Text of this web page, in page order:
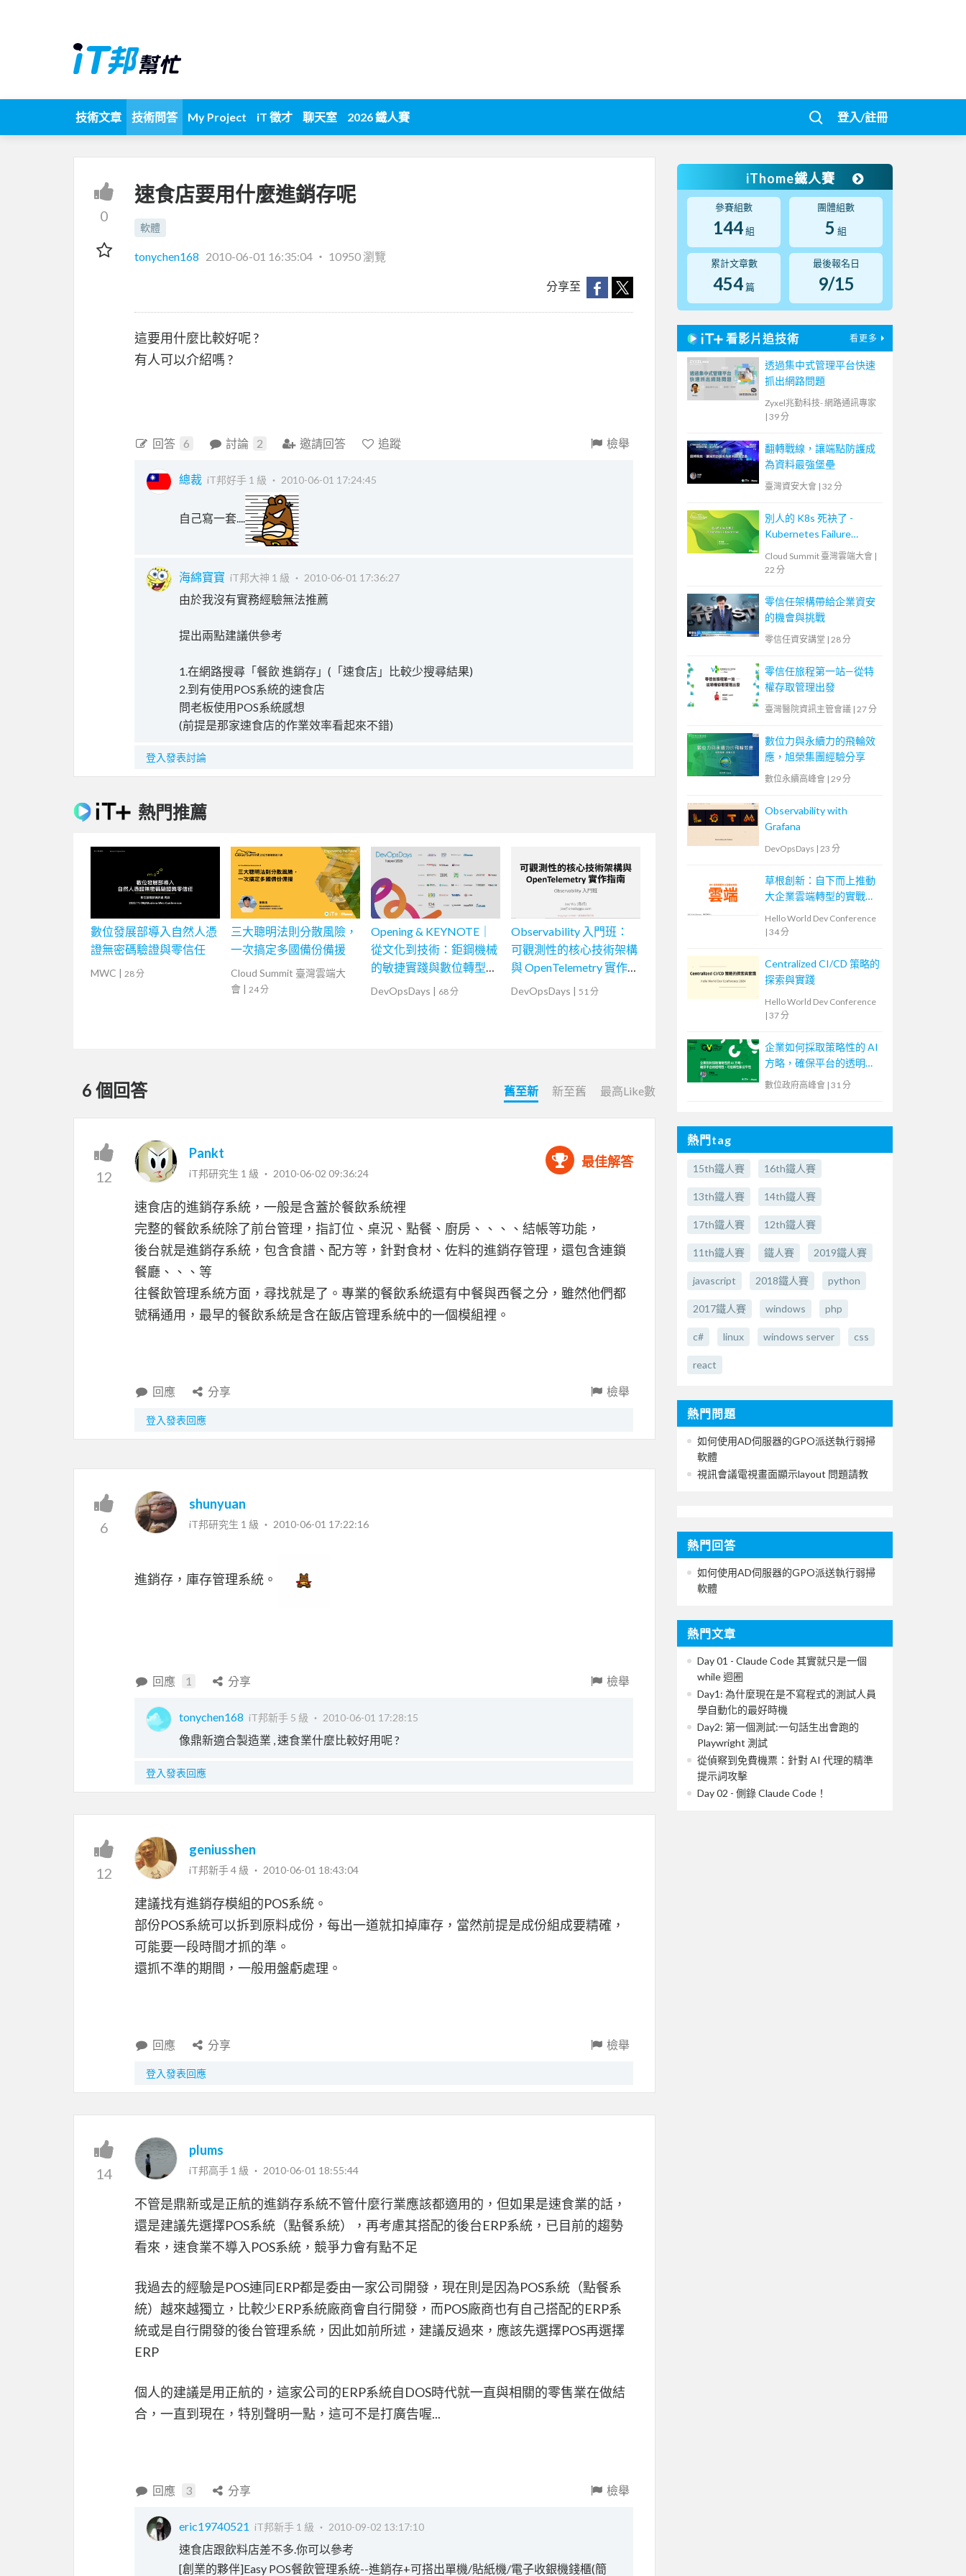
技術文章 技術問答 My Project iT 徵才 聊天室 2026 鐵人賽 登入/註冊
0
速食店要用什麼進銷存呢
軟體
tonychen168 2010-06-01 16:35:04 ‧ 10950 瀏覽
分享至
這要用什麼比較好呢 ?
有人可以介紹嗎 ?
回答 6 討論 2 邀請回答 追蹤 檢舉
總裁 iT邦好手 1 級 ‧ 2010-06-01 17:24:45
自己寫一套....
海綿寶寶 iT邦大神 1 級 ‧ 2010-06-01 17:36:27
由於我沒有實務經驗無法推薦
提出兩點建議供參考
1.在網路搜尋「餐飲 進銷存」(「速食店」比較少搜尋結果)
2.到有使用POS系統的速食店
問老板使用POS系統感想
(前提是那家速食店的作業效率看起來不錯)
登入發表討論
熱門推薦
數位發展部導入自然人憑
證無密碼驗證與零信任
MWC | 28 分
三大聰明法則分散風險，
一次搞定多國備份備援
Cloud Summit 臺灣雲端大
會 | 24 分
Opening & KEYNOTE｜
從文化到技術：鉅鋼機械
的敏捷實踐與數位轉型之
路
DevOpsDays | 68 分
Observability 入門班：
可觀測性的核心技術架構
與 OpenTelemetry 實作指
南
DevOpsDays | 51 分
6 個回答 舊至新 新至舊 最高Like數
12
Pankt
iT邦研究生 1 級 ‧ 2010-06-02 09:36:24
最佳解答
速食店的進銷存系統，一般是含蓋於餐飲系統裡
完整的餐飲系統除了前台管理，指訂位、桌況、點餐、廚房、、、、結帳等功能，
後台就是進銷存系統，包含食譜、配方等，針對食材、佐料的進銷存管理，還包含連鎖
餐廳、、、等
往餐飲管理系統方面，尋找就是了。專業的餐飲系統還有中餐與西餐之分，雖然他們都
號稱通用，最早的餐飲系統是含在飯店管理系統中的一個模組裡。
回應 分享 檢舉
登入發表回應
6
shunyuan
iT邦研究生 1 級 ‧ 2010-06-01 17:22:16
進銷存，庫存管理系統。
回應 1 分享 檢舉
tonychen168 iT邦新手 5 級 ‧ 2010-06-01 17:28:15
像鼎新適合製造業 , 速食業什麼比較好用呢 ?
登入發表回應
12
geniusshen
iT邦新手 4 級 ‧ 2010-06-01 18:43:04
建議找有進銷存模組的POS系統。
部份POS系統可以拆到原料成份，每出一道就扣掉庫存，當然前提是成份組成要精確，
可能要一段時間才抓的準。
還抓不準的期間，一般用盤虧處理。
回應 分享 檢舉
登入發表回應
14
plums
iT邦高手 1 級 ‧ 2010-06-01 18:55:44
不管是鼎新或是正航的進銷存系統不管什麼行業應該都適用的，但如果是速食業的話，
還是建議先選擇POS系統（點餐系統），再考慮其搭配的後台ERP系統，已目前的趨勢
看來，速食業不導入POS系統，競爭力會有點不足
我過去的經驗是POS連同ERP都是委由一家公司開發，現在則是因為POS系統（點餐系
統）越來越獨立，比較少ERP系統廠商會自行開發，而POS廠商也有自己搭配的ERP系
統或是自行開發的後台管理系統，因此如前所述，建議反過來，應該先選擇POS再選擇
ERP
個人的建議是用正航的，這家公司的ERP系統自DOS時代就一直與相關的零售業在做結
合，一直到現在，特別聲明一點，這可不是打廣告喔...
回應 3 分享 檢舉
eric19740521 iT邦新手 1 級 ‧ 2010-09-02 13:17:10
速食店跟飲料店差不多.你可以參考
[創業的夥伴]Easy POS餐飲管理系統--進銷存+可搭出單機/貼紙機/電子收銀機錢櫃(簡
iThome鐵人賽
參賽組數
144組
團體組數
5 組
累計文章數
454 篇
最後報名日
9/15
看影片追技術 看更多
透過集中式管理平台快速
抓出網路問題
Zyxel兆勤科技- 網路通訊專家
| 39 分
翻轉戰線，讓端點防護成
為資料最強堡壘
臺灣資安大會 | 32 分
別人的 K8s 死袂了 -
Kubernetes Failure
Cloud Summit 臺灣雲端大會 |
22 分
零信任架構帶給企業資安
的機會與挑戰
零信任資安講堂 | 28 分
零信任旅程第一站—從特
權存取管理出發
臺灣醫院資訊主管會議 | 27 分
數位力與永續力的飛輪效
應，旭榮集團經驗分享
數位永續高峰會 | 29 分
Observability with
Grafana
DevOpsDays | 23 分
草根創新：自下而上推動
大企業雲端轉型的實戰策
Hello World Dev Conference
| 34 分
Centralized CI/CD 策略的
探索與實踐
Hello World Dev Conference
| 37 分
企業如何採取策略性的 AI
方略，確保平台的透明
性、可信賴性和公平性
數位政府高峰會 | 31 分
熱門tag
15th鐵人賽 16th鐵人賽
13th鐵人賽 14th鐵人賽
17th鐵人賽 12th鐵人賽
11th鐵人賽 鐵人賽 2019鐵人賽
javascript 2018鐵人賽 python
2017鐵人賽 windows php
c# linux windows server css
react
熱門問題
如何使用AD伺服器的GPO派送執行弱掃
軟體
視訊會議電視畫面顯示layout 問題請教
熱門回答
如何使用AD伺服器的GPO派送執行弱掃
軟體
熱門文章
Day 01 - Claude Code 其實就只是一個
while 迴圈
Day1: 為什麼現在是不寫程式的測試人員
學自動化的最好時機
Day2: 第一個測試:一句話生出會跑的
Playwright 測試
從偵察到免費機票：針對 AI 代理的精準
提示詞攻擊
Day 02 - 側錄 Claude Code！